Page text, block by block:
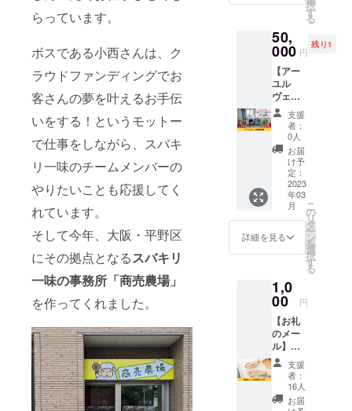
らっています。
ボスである小西さんは、ク
ラウドファンディングでお
客さんの夢を叶えるお手伝
いをする！というモットー
で仕事をしながら、スバキ
リ一味のチームメンバーの
やりたいことも応援してく
れています。
そして今年、大阪・平野区
にその拠点となるスバキリ
一味の事務所「商売農場」
を作ってくれました。
日程：
別途調
間：40
分 ・場
所：商
売農場
（交通
費別途
で出張
も可
能） ※
詳細は
メール
にてお
いたし
ます。
※効果に
差があ
ります
ので予
めご了
承くだ
さい。
※有効期
限は、
2023年
2月～
にて開
催しま
す。 マ
チコさ
んのス
パイス
カレー
あり！
もなみ
んのス
ムー
ジーあ
り！の
会と
なって
おりま
す。 一
いっぱ
いにな
しょ
う！ ■
詳細 ・
日程：
3/25(土)
夜 ・時
間：2時
権で
性限定
のリ
ターン
となり
ます。
横にな
れる場
所とお
湯が使
えると
ころが
あれば
どこで
も施術
OK！
「商売
農場」
方、施
術を受
けてみ
たい方
におす
すめで
す！ ■
詳細 ・
日程：
メール
択
す
る
50,
000 円
残り1
【アー
ユル
ヴェー
ダ講座
開催
権】 初
心者さ
ん歓
迎！マ
チコさ
んによ
るアー
ユル
ヴェー
ダ講座
を開催
権利で
す。
アーユ
ル
ヴェー
ダにつ
いて知
りたい
こと、
興味あ
支援
者：
0人
お届
け予
定：
2023
年03
月
詳細を見る
こ
の
リ
タ
ー
ン
を
選
択
す
る
1,0
00 円
【お礼
のメー
ル】
cafe
Relier
monam
支援
者：
16人
お届